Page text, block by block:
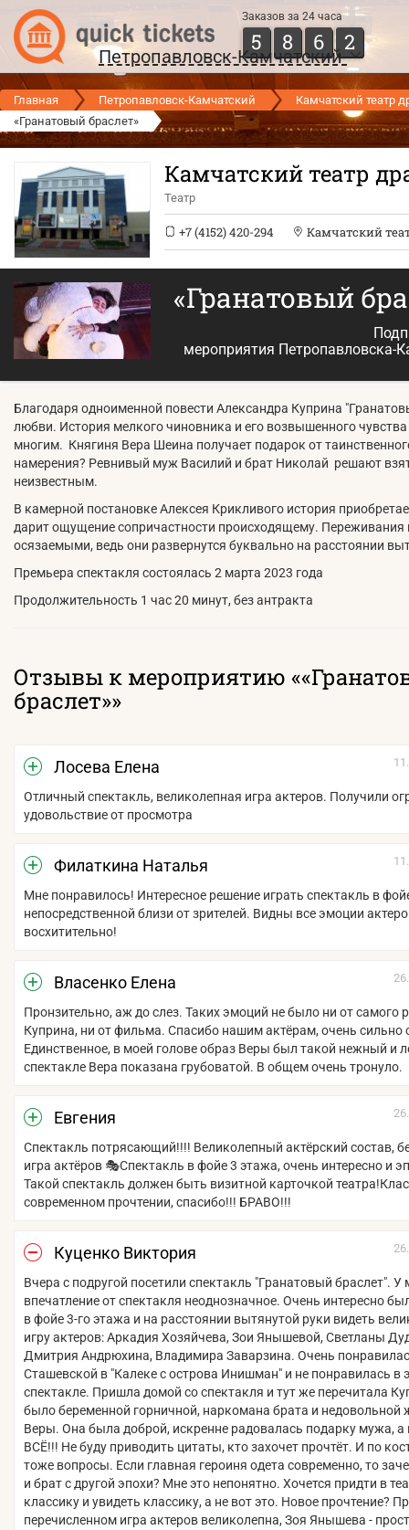
Петропавловск-Камчатский
Заказов за 24 часа
5 8 6 2
Главная Петропавловск-Камчатский
Камчатский театр
«Гранатовый браслет»
Камчатский театр
Театр
+7 (4152) 420-294 Камчатский
«Гранатовый
мероприятия Петропавловска-
Благодаря одноименной повести Александра Куприна
любви. История мелкого чиновника и его возвышенного
многим. Княгиня Вера Шеина получает подарок от
намерения? Ревнивый муж Василий и брат Николай решают
неизвестным.
В камерной постановке Алексея Крикливого история
дарит ощущение сопричастности происходящему. Переживания
осязаемыми, ведь они развернутся буквально на расстоянии
Премьера спектакля состоялась 2 марта 2023 года
Продолжительность 1 час 20 минут, без антракта
Отзывы к мероприятию
браслет»»
Лосева Елена
Отличный спектакль, великолепная игра актеров. Получили
удовольствие от просмотра
Филаткина Наталья
Мне понравилось! Интересное решение играть спектакль в
непосредственной близи от зрителей. Видны все эмоции
восхитительно!
Власенко Елена
Пронзительно, аж до слез. Таких эмоций не было ни от самого
Куприна, ни от фильма. Спасибо нашим актёрам, очень сильно
Единственное, в моей голове образ Веры был такой нежный и
спектакле Вера показана грубоватой. В общем очень тронуло.
Евгения
Спектакль потрясающий!!!! Великолепный актёрский состав,
игра актёров 🎭Спектакль в фойе 3 этажа, очень интересно и
Такой спектакль должен быть визитной карточкой
современном прочтении, спасибо!!! БРАВО!!!
Куценко Виктория
Вчера с подругой посетили спектакль "Гранатовый браслет". У
впечатление от спектакля неоднозначное. Очень интересно
в фойе 3-го этажа и на расстоянии вытянутой руки видеть
игру актеров: Аркадия Хозяйчева, Зои Янышевой, Светланы
Дмитрия Андрюхина, Владимира Заварзина. Очень
Сташевской в "Калеке с острова Инишман" и не понравилась в
спектакле. Пришла домой со спектакля и тут же перечитала
было беременной горничной, наркомана брата и недовольной
Веры. Она была доброй, искренне радовалась подарку мужа, а
ВСЁ!!! Не буду приводить цитаты, кто захочет прочтёт. И по
тоже вопросы. Если главная героиня одета современно, то
и брат с другой эпохи? Мне это непонятно. Хочется придти в
классику и увидеть классику, а не вот это. Новое прочтение?
перечисленном игра актеров великолепна, Зоя Янышева -